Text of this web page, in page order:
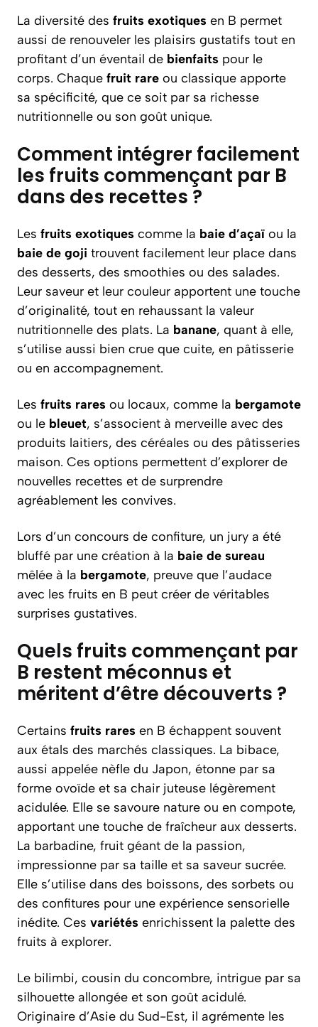
La diversité des fruits exotiques en B permet
aussi de renouveler les plaisirs gustatifs tout en
profitant d’un éventail de bienfaits pour le
corps. Chaque fruit rare ou classique apporte
sa spécificité, que ce soit par sa richesse
nutritionnelle ou son goût unique.
Comment intégrer facilement
les fruits commençant par B
dans des recettes ?
Les fruits exotiques comme la baie d’açaï ou la
baie de goji trouvent facilement leur place dans
des desserts, des smoothies ou des salades.
Leur saveur et leur couleur apportent une touche
d’originalité, tout en rehaussant la valeur
nutritionnelle des plats. La banane, quant à elle,
s’utilise aussi bien crue que cuite, en pâtisserie
ou en accompagnement.
Les fruits rares ou locaux, comme la bergamote
ou le bleuet, s’associent à merveille avec des
produits laitiers, des céréales ou des pâtisseries
maison. Ces options permettent d’explorer de
nouvelles recettes et de surprendre
agréablement les convives.
Lors d’un concours de confiture, un jury a été
bluffé par une création à la baie de sureau
mêlée à la bergamote, preuve que l’audace
avec les fruits en B peut créer de véritables
surprises gustatives.
Quels fruits commençant par
B restent méconnus et
méritent d’être découverts ?
Certains fruits rares en B échappent souvent
aux étals des marchés classiques. La bibace,
aussi appelée nèfle du Japon, étonne par sa
forme ovoïde et sa chair juteuse légèrement
acidulée. Elle se savoure nature ou en compote,
apportant une touche de fraîcheur aux desserts.
La barbadine, fruit géant de la passion,
impressionne par sa taille et sa saveur sucrée.
Elle s’utilise dans des boissons, des sorbets ou
des confitures pour une expérience sensorielle
inédite. Ces variétés enrichissent la palette des
fruits à explorer.
Le bilimbi, cousin du concombre, intrigue par sa
silhouette allongée et son goût acidulé.
Originaire d’Asie du Sud-Est, il agrémente les